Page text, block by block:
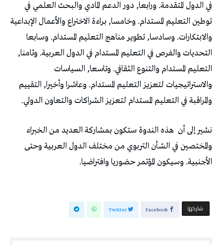
في الدول المتقدمة. ورابعا, دور الدعم المادي والبحث العلمي في
توطين التعليم المستدام. وخامسا, براءة الاختراع والأعمال الإبداعية
والابتكارات. وسادسا, تطوير مناهج التعليم المستدام. وسابعا
التحديات والفرص في التعليم المستدام في الدول العربية. وثامنا,
التعليم المستدام والتنوع الثقافي. وتاسعا, السياسات
والاستراتيجيات لتعزيز التعليم المستدام. وعاشرا وأخيرا, التقييم
والمراقبة في التعليم المستدام لتعزيز الشراكات والتعاون الدولي.
نشير إلى أن هذه الندوة ستكون بمشاركة العديد من الخبراء
والمختصين في الشأن التربوي من مختلف الدول العربية وحتى
الأجنبية. وسيكون المؤتمر حضوريا وافتراضيا.
‫‫ شاركها‬ Facebook
Twitter